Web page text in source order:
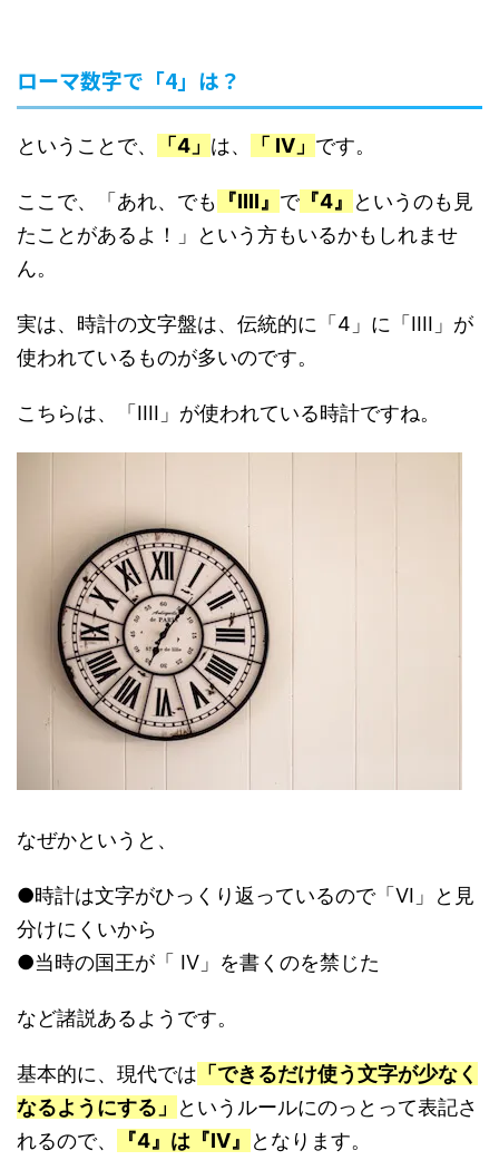
ローマ数字で「4」は？
ということで、 「4」 は、 「 IV」 です。
ここで、「あれ、でも 『IIII』 で 『4』
というのも見
たことがあるよ！」という方もいるかもしれませ
ん。
実は、時計の文字盤は、伝統的に「4」に「IIII」が
使われているものが多いのです。
こちらは、「IIII」が使われている時計ですね。
なぜかというと、
●時計は文字がひっくり返っているので「VI」と見
分けにくいから
●当時の国王が「 IV」を書くのを禁じた
など諸説あるようです。
基本的に、現代では 「できるだけ使う文字が少なく
なるようにする」
というルールにのっとって表記さ
れるので、
『4』は『IV』 となります。